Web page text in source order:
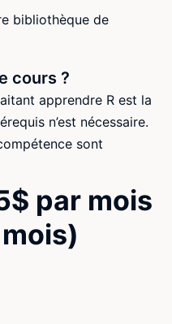
bibliothèque de
de vrais ensembles de
cours ?
apprendre R est la
n’est nécessaire.
sont
de vrais ensembles de
par mois